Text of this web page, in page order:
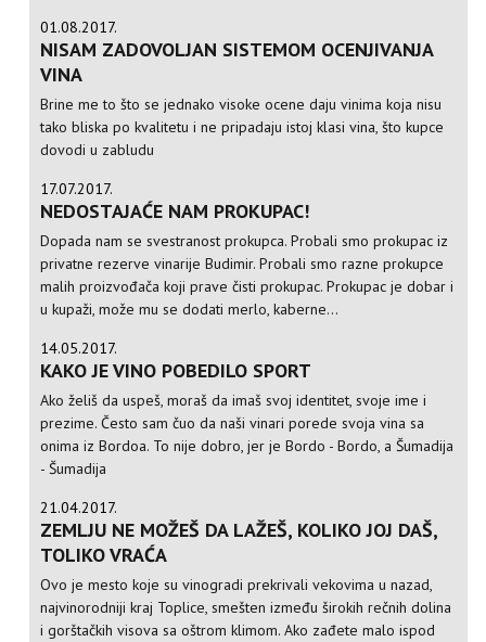
01.08.2017.
NISAM ZADOVOLJAN SISTEMOM OCENJIVANJA
VINA
Brine me to što se jednako visoke ocene daju vinima koja nisu
tako bliska po kvalitetu i ne pripadaju istoj klasi vina, što kupce
dovodi u zabludu
17.07.2017.
NEDOSTAJAĆE NAM PROKUPAC!
Dopada nam se svestranost prokupca. Probali smo prokupac iz
privatne rezerve vinarije Budimir. Probali smo razne prokupce
malih proizvođača koji prave čisti prokupac. Prokupac je dobar i
u kupaži, može mu se dodati merlo, kaberne...
14.05.2017.
KAKO JE VINO POBEDILO SPORT
Ako želiš da uspeš, moraš da imaš svoj identitet, svoje ime i
prezime. Često sam čuo da naši vinari porede svoja vina sa
onima iz Bordoa. To nije dobro, jer je Bordo - Bordo, a Šumadija
- Šumadija
21.04.2017.
ZEMLJU NE MOŽEŠ DA LAŽEŠ, KOLIKO JOJ DAŠ,
TOLIKO VRAĆA
Ovo je mesto koje su vinogradi prekrivali vekovima u nazad,
najvinorodniji kraj Toplice, smešten između širokih rečnih dolina
i gorštačkih visova sa oštrom klimom. Ako zađete malo ispod